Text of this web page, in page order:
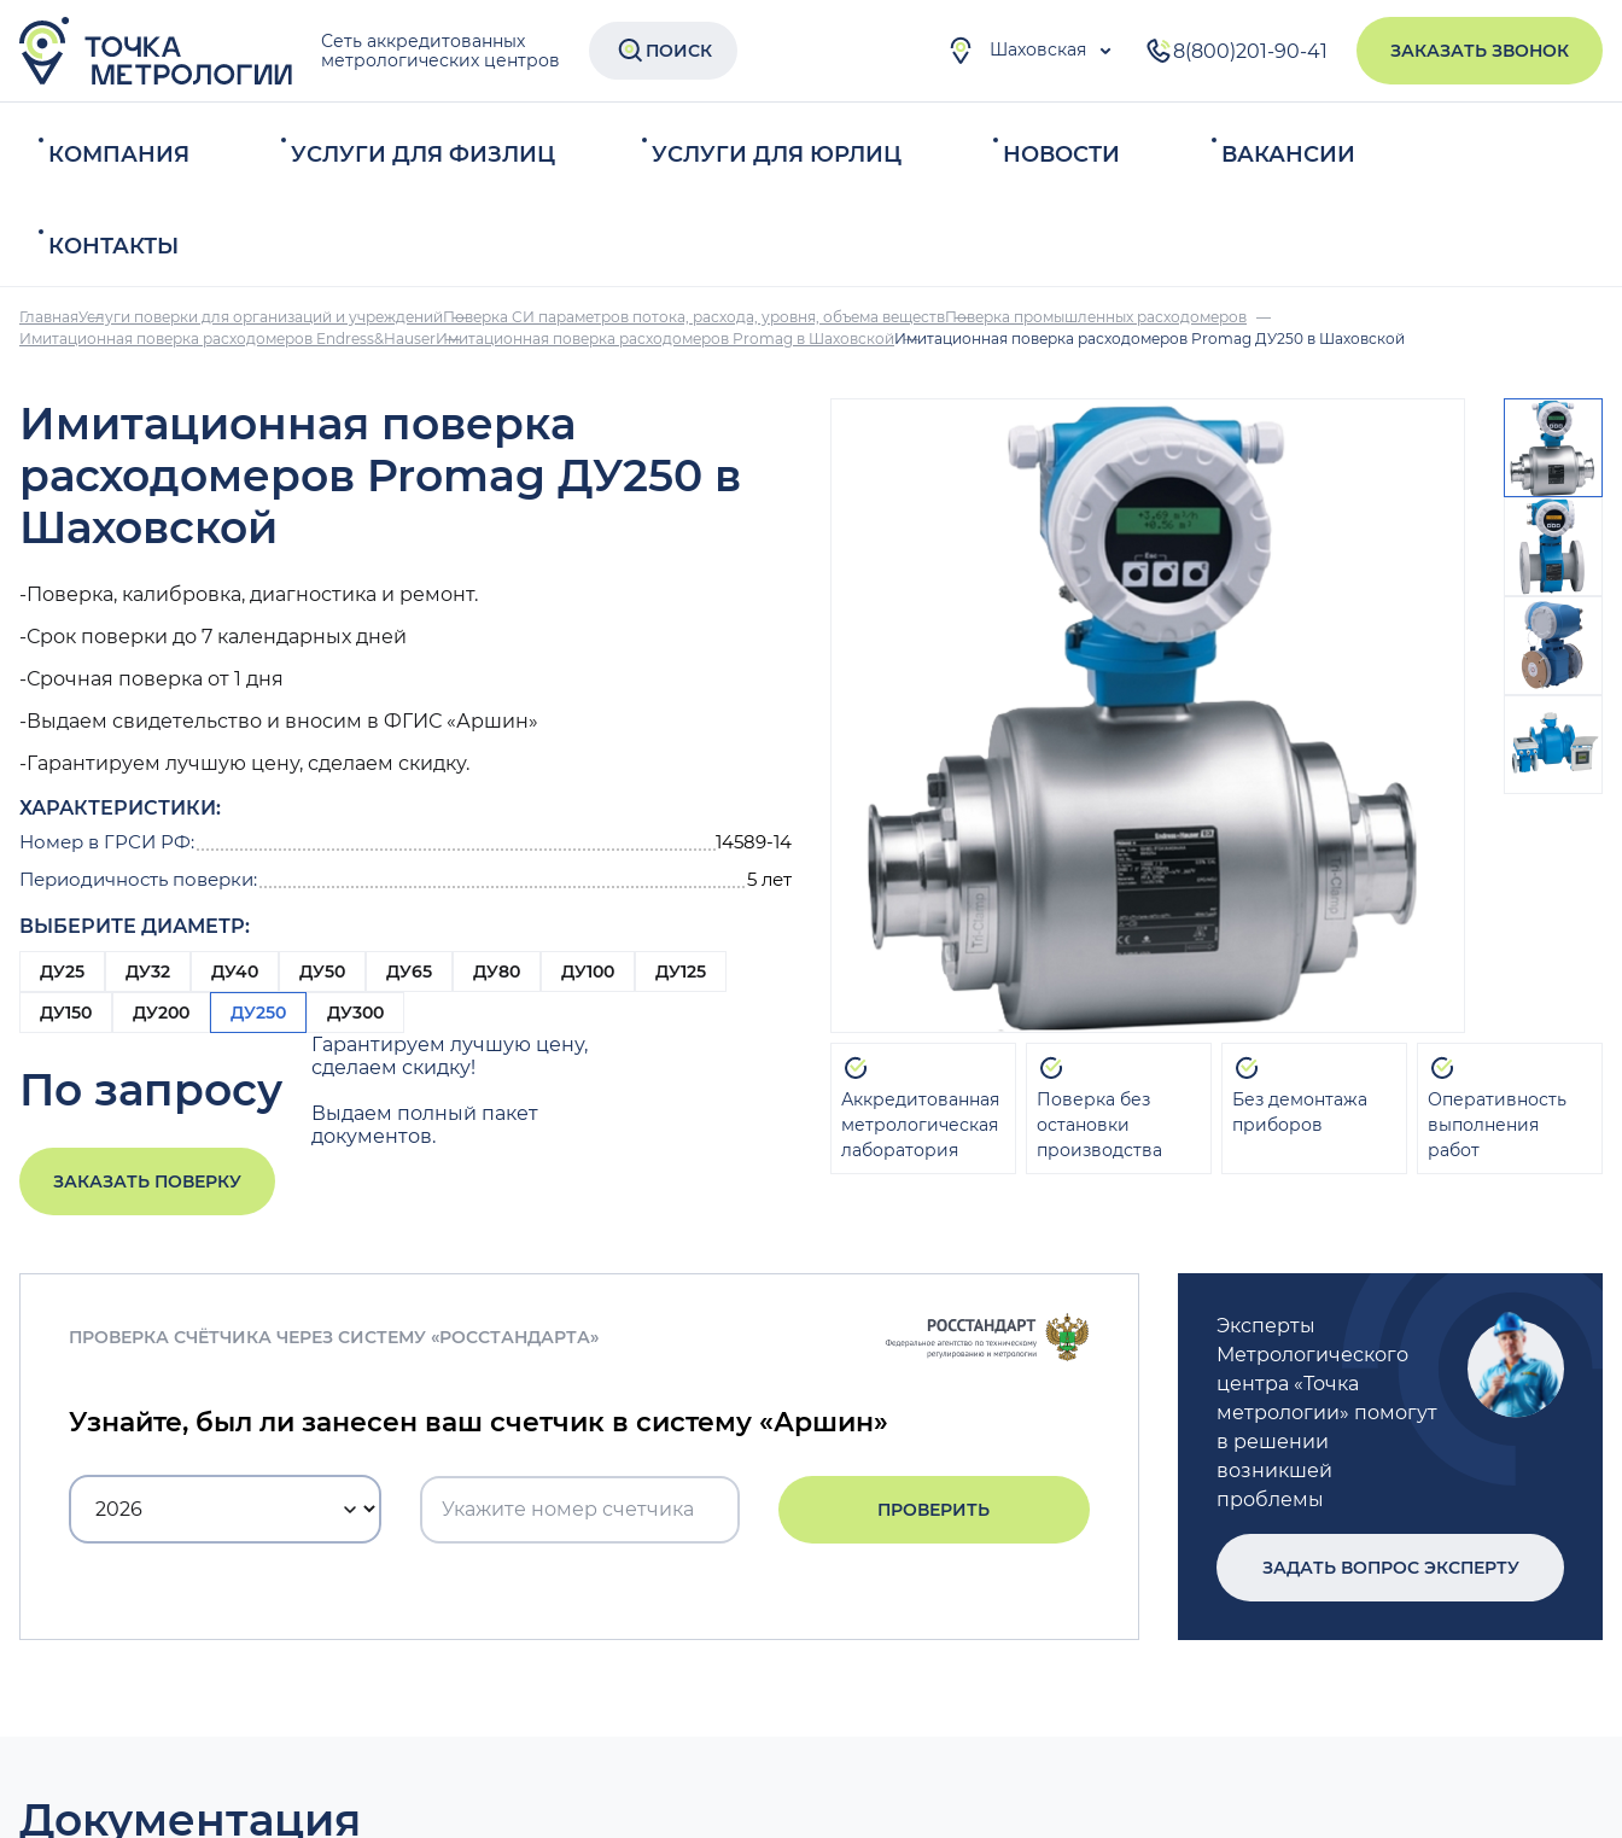
Сеть аккредитованных
метрологических центров
ПОИСК Шаховская 8(800)201-90-41 ЗАКАЗАТЬ ЗВОНОК
КОМПАНИЯ УСЛУГИ ДЛЯ ФИЗЛИЦ УСЛУГИ ДЛЯ ЮРЛИЦ НОВОСТИ ВАКАНСИИ
КОНТАКТЫ
ГлавнаяУслуги поверки для организаций и учрежденийПоверка СИ параметров потока, расхода, уровня, объема веществПоверка промышленных расходомеров
Имитационная поверка расходомеров Endress&HauserИмитационная поверка расходомеров Promag в ШаховскойИмитационная поверка расходомеров Promag ДУ250 в Шаховской
Имитационная поверка
расходомеров Promag ДУ250 в
Шаховской
-Поверка, калибровка, диагностика и ремонт.
-Срок поверки до 7 календарных дней
-Срочная поверка от 1 дня
-Выдаем свидетельство и вносим в ФГИС «Аршин»
-Гарантируем лучшую цену, сделаем скидку.
ХАРАКТЕРИСТИКИ:
Номер в ГРСИ РФ:
14589-14
Периодичность поверки:
5 лет
ВЫБЕРИТЕ ДИАМЕТР:
ДУ25 ДУ32 ДУ40 ДУ50 ДУ65 ДУ80 ДУ100
ДУ125
ДУ150
ДУ200 ДУ250 ДУ300
По запросу
Гарантируем лучшую цену,
сделаем скидку!
Выдаем полный пакет
документов.
ЗАКАЗАТЬ ПОВЕРКУ
Аккредитованная
метрологическая
лаборатория
Поверка без
остановки
производства
Без демонтажа
приборов
Оперативность
выполнения
работ
ПРОВЕРКА СЧЁТЧИКА ЧЕРЕЗ СИСТЕМУ «РОССТАНДАРТА»
Узнайте, был ли занесен ваш счетчик в систему «Аршин»
ПРОВЕРИТЬ
Эксперты
Метрологического
центра «Точка
метрологии» помогут
в решении
возникшей
проблемы
ЗАДАТЬ ВОПРОС ЭКСПЕРТУ
Документация